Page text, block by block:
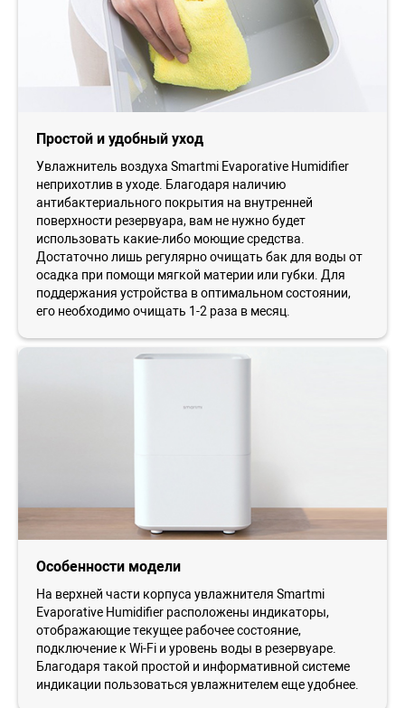
Простой и удобный уход
Увлажнитель воздуха Smartmi Evaporative Humidifier
неприхотлив в уходе. Благодаря наличию
антибактериального покрытия на внутренней
поверхности резервуара, вам не нужно будет
использовать какие-либо моющие средства.
Достаточно лишь регулярно очищать бак для воды от
осадка при помощи мягкой материи или губки. Для
поддержания устройства в оптимальном состоянии,
его необходимо очищать 1-2 раза в месяц.
Особенности модели
На верхней части корпуса увлажнителя Smartmi
Evaporative Humidifier расположены индикаторы,
отображающие текущее рабочее состояние,
подключение к Wi-Fi и уровень воды в резервуаре.
Благодаря такой простой и информативной системе
индикации пользоваться увлажнителем еще удобнее.